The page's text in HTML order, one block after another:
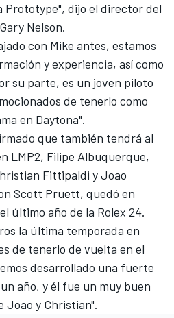
Prototype", dijo el director del
Nelson.
con Mike antes, estamos
y experiencia, así como
su parte, es un joven piloto
de tenerlo como
en Daytona".
que también tendrá al
LMP2, Filipe Albuquerque,
Fittipaldi y Joao
Scott Pruett, quedó en
último año de la Rolex 24.
la última temporada en
de tenerlo de vuelta en el
desarrollado una fuerte
año, y él fue un muy buen
Joao y Christian".